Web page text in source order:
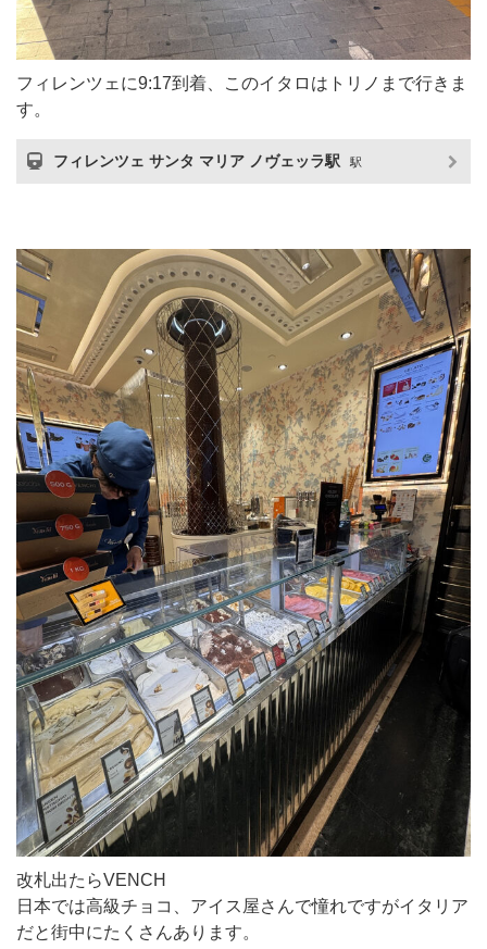
フィレンツェに9:17到着、このイタロはトリノまで行きま
す。
フィレンツェ サンタ マリア ノヴェッラ駅 駅
改札出たらVENCH
日本では高級チョコ、アイス屋さんで憧れですがイタリア
だと街中にたくさんあります。